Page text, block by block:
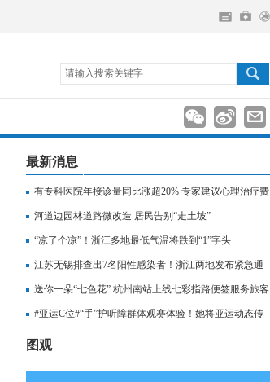
请输入搜索关键字
最新消息
有专科医院年接诊量同比涨超20% 专家建议心理治疗费
用纳入医保
河道边园林道路微改造 居民告别“走土坡”
“凉了个凉”！浙江多地最低气温将跌到“1”字头
江苏无锡排查出7名阳性感染者！浙江两地发布紧急通
知，相关人员请立即报备
送你一朵“七色花” 杭州南站上线七彩指路便签服务旅客
出行
#亚运C位#“手”护听障群体观赛体验！她将亚运动态传
至无声世界
图观